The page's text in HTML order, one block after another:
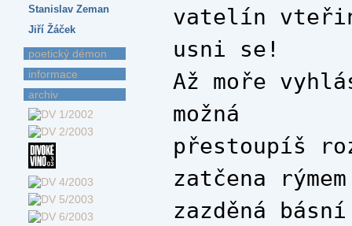
Stanislav Zeman
Jiří Žáček
poetický démon
informace
archiv
vatelín
usni se!
Až moře
možná
přestoupíš
zatčena rýmem
zazděná básní